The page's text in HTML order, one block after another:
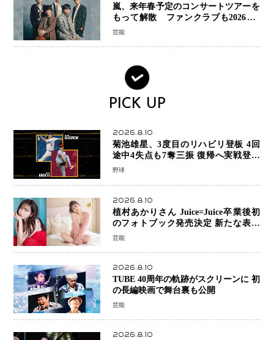
嵐、来年春予定のコンサートツアーを
もって解散 ファンクラブも2026年5
月末で活動終了
芸能
PICK UP
2026.8.10
菊池雄星、3度目のリハビリ登板 4回
途中4失点も7奪三振 復帰へ実戦登板
を重ねる
野球
2026.8.10
植村あかりさん Juice=Juice卒業後初
のフォトブック発売決定 新たな表現
者としての“今”を凝縮
芸能
2026.8.10
TUBE 40周年の軌跡がスクリーンに 初
の長編映画で舞台裏も公開
芸能
2026.8.10